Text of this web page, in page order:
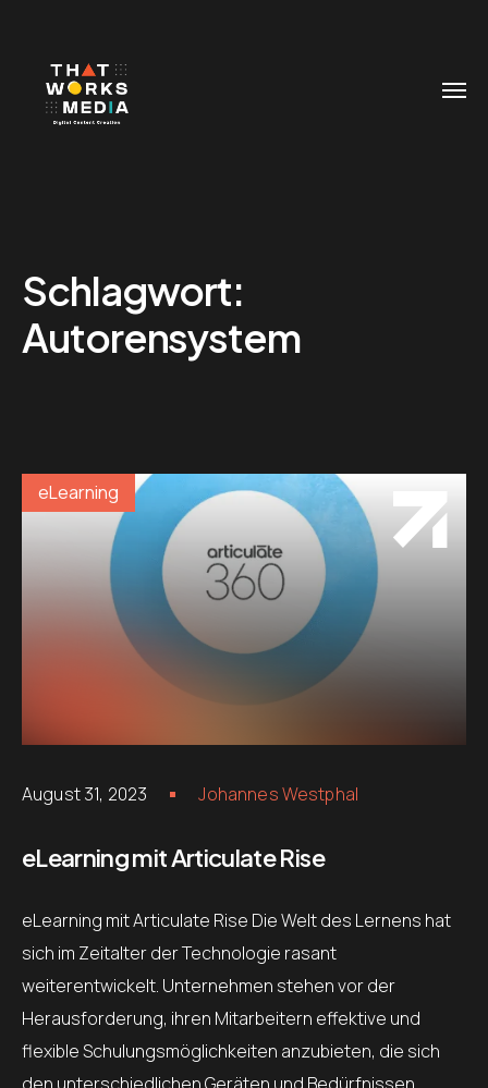
Schlagwort:
Autorensystem
eLearning
August 31, 2023 Johannes Westphal
eLearning mit Articulate Rise
eLearning mit Articulate Rise Die Welt des Lernens hat
sich im Zeitalter der Technologie rasant
weiterentwickelt. Unternehmen stehen vor der
Herausforderung, ihren Mitarbeitern effektive und
flexible Schulungsmöglichkeiten anzubieten, die sich